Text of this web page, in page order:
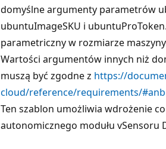
domyślne argumenty parametrów
ubuntuImageSKU i
parametriczny w rozmiarze
Wartości argumentów innych niż
muszą być zgodne z https://
cloud/reference/requirements/
Ten szablon umożliwia wdrożenie
autonomicznego modułu vSensoru